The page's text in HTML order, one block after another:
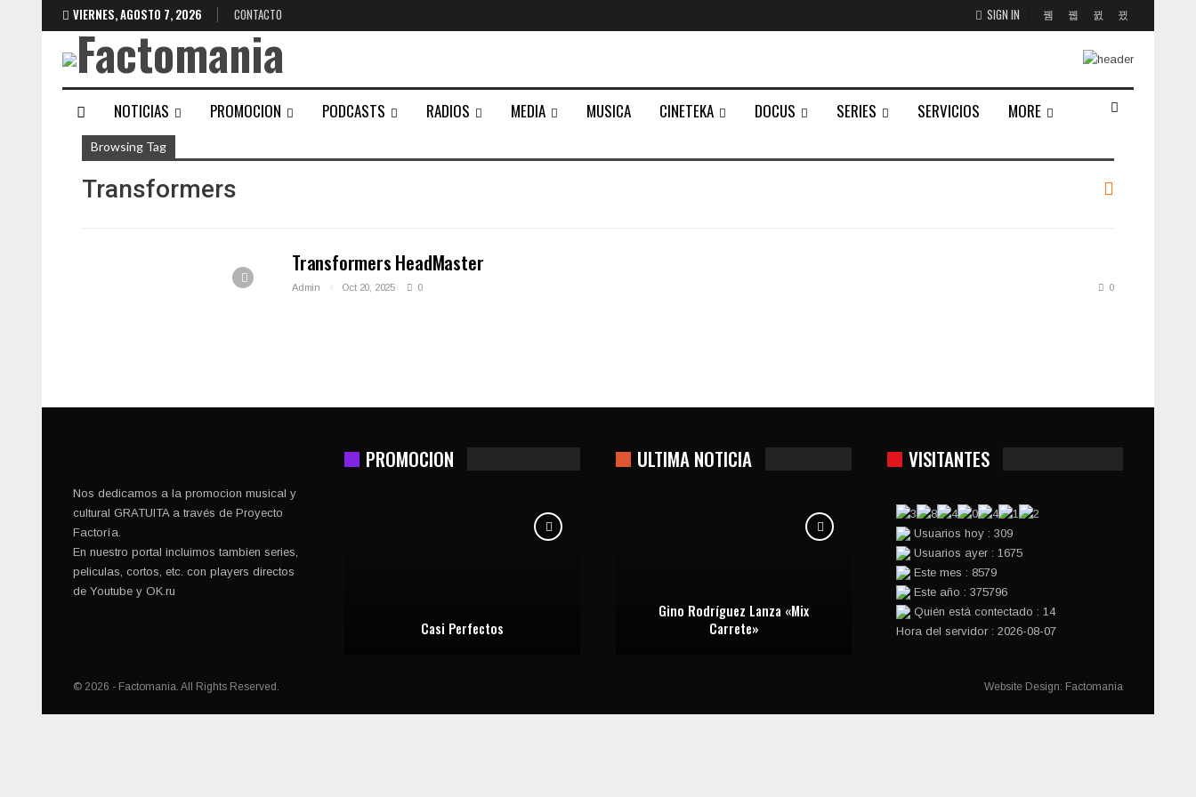
SIGN IN
VIERNES, AGOSTO 7, 2026 CONTACTO
NOTICIAS PROMOCION PODCASTS RADIOS MEDIA MUSICA CINETEKA DOCUS SERIES SERVICIOS MORE
Browsing Tag
Transformers
Transformers HeadMaster
Admin Oct 20, 2025 0 0
Nos dedicamos a la promocion musical y
cultural GRATUITA a través de Proyecto
Factoría.
En nuestro portal incluimos tambien series,
peliculas, cortos, etc. con players directos
de Youtube y OK.ru
PROMOCION
Casi Perfectos
ULTIMA NOTICIA
Gino Rodríguez Lanza «Mix
Carrete»
VISITANTES
Usuarios hoy : 309
Usuarios ayer : 1675
Este mes : 8579
Este año : 375796
Quién está contectado : 14
Hora del servidor : 2026-08-07
© 2026 - Factomania. All Rights Reserved. Website Design: Factomania